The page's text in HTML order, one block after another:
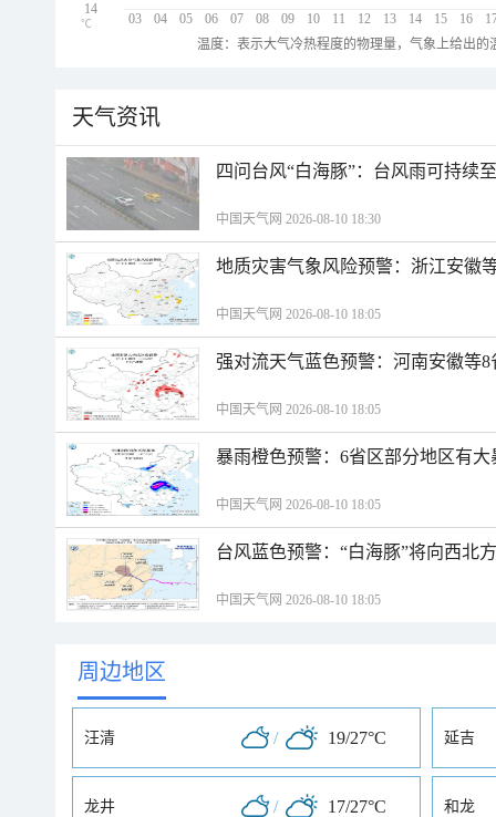
03 04 05 06 07 08 09 10 11 12 13 14 15 16
14
℃
温度：表示大气冷热程度的物理量，气象上给出
天气资讯
四问台风“白海豚”：台风雨可持续
中国天气网 2026-08-10 18:30
地质灾害气象风险预警：浙江安徽
中国天气网 2026-08-10 18:05
强对流天气蓝色预警：河南安徽等
中国天气网 2026-08-10 18:05
暴雨橙色预警：6省区部分地区有
中国天气网 2026-08-10 18:05
台风蓝色预警：“白海豚”将向西北
中国天气网 2026-08-10 18:05
周边地区
汪清 / 19/27°C 延吉
龙井 / 17/27°C 和龙